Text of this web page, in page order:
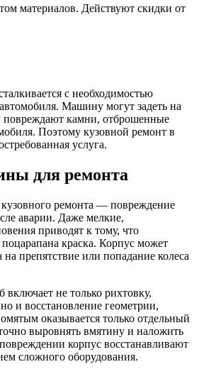
материалов. Действуют скидки от
с необходимостью
Машину могут задеть на
повреждают камни, отброшенные
Поэтому кузовной ремонт в
услуга.
для ремонта
ремонта — повреждение
аварии. Даже мелкие,
приводят к тому, что
краска. Корпус может
на препятствие или попадание колеса
не только рихтовку,
и восстановление геометрии,
оказывается только отдельный
выровнять вмятину и наложить
корпус восстанавливают
сложного оборудования.